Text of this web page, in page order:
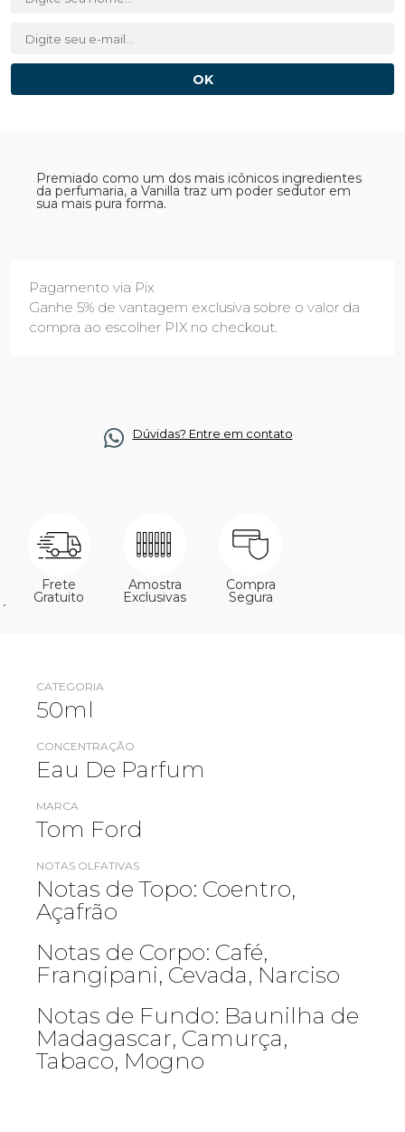
Premiado como um dos mais icônicos ingredientes
da perfumaria, a Vanilla traz um poder sedutor em
sua mais pura forma.
Pagamento via Pix
Ganhe 5% de vantagem exclusiva sobre o valor da
compra ao escolher PIX no checkout.
Dúvidas? Entre em contato
Frete
Gratuito
Amostra
Exclusivas
Compra
Segura
´
CATEGORIA
50ml
CONCENTRAÇÃO
Eau De Parfum
MARCA
Tom Ford
NOTAS OLFATIVAS
Notas de Topo: Coentro,
Açafrão
Notas de Corpo: Café,
Frangipani, Cevada, Narciso
Notas de Fundo: Baunilha de
Madagascar, Camurça,
Tabaco, Mogno